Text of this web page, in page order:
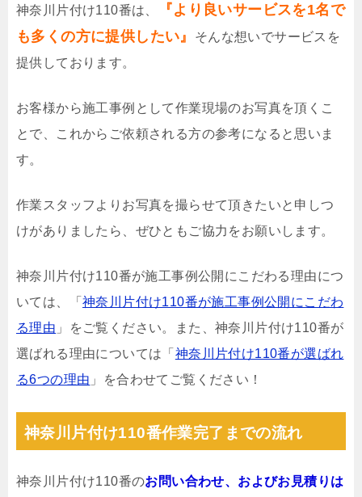
神奈川片付け110番は、
『より良いサービスを1名で
も多くの方に提供したい』
そんな想いでサービスを
提供しております。
お客様から施工事例として作業現場のお写真を頂くこ
とで、これからご依頼される方の参考になると思いま
す。
作業スタッフよりお写真を撮らせて頂きたいと申しつ
けがありましたら、ぜひともご協力をお願いします。
神奈川片付け110番が施工事例公開にこだわる理由につ
いては、「 神奈川片付け110番が施工事例公開にこだわ
る理由 」をご覧ください。また、神奈川片付け110番が
選ばれる理由については「 神奈川片付け110番が選ばれ
る6つの理由 」を合わせてご覧ください！
神奈川片付け110番作業完了までの流れ
神奈川片付け110番のお問い合わせ、およびお見積りは